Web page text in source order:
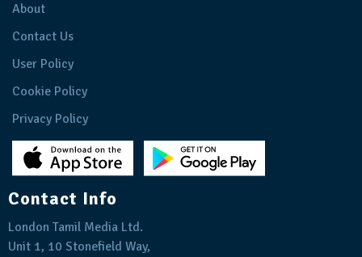
About
Contact Us
User Policy
Cookie Policy
Privacy Policy
Contact Info
London Tamil Media Ltd.
Unit 1, 10 Stonefield Way,